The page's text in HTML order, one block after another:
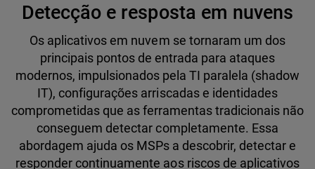
Detecção e resposta em nuvens
Os aplicativos em nuvem se tornaram um dos
principais pontos de entrada para ataques
modernos, impulsionados pela TI paralela (shadow
IT), configurações arriscadas e identidades
comprometidas que as ferramentas tradicionais não
conseguem detectar completamente. Essa
abordagem ajuda os MSPs a descobrir, detectar e
responder continuamente aos riscos de aplicativos